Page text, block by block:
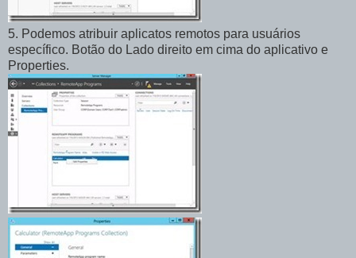
5. Podemos atribuir aplicatos remotos para usuários
específico. Botão do Lado direito em cima do aplicativo e
Properties.